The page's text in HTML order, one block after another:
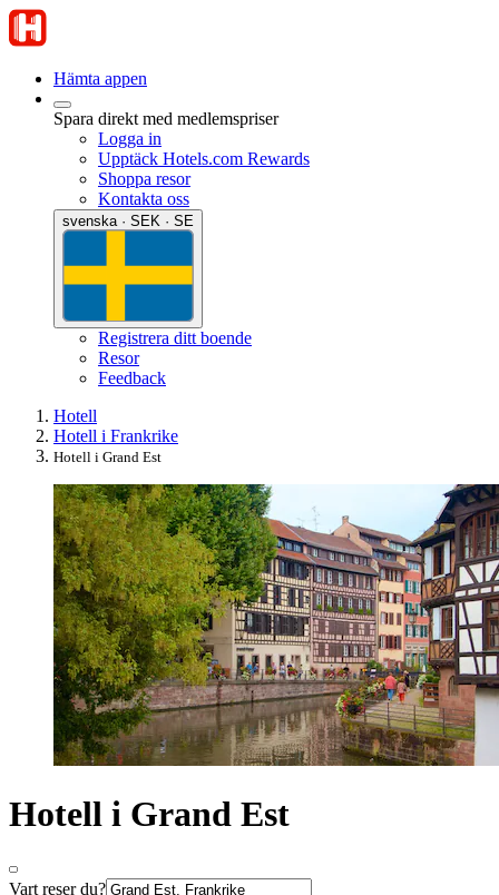
Hämta appen
Spara direkt med medlemspriser
Logga in
Upptäck Hotels.com Rewards
Shoppa resor
Kontakta oss
svenska · SEK · SE
Registrera ditt boende
Resor
Feedback
Hotell
Hotell i Frankrike
Hotell i Grand Est
Hotell i Grand Est
Vart reser du?